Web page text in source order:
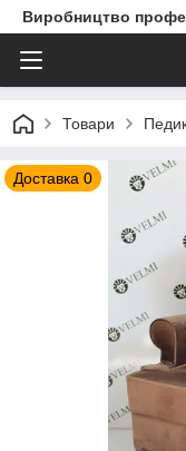
Виробництво
Товари
Доставка 0